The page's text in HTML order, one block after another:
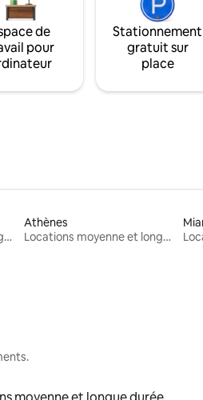
de
pour
Stationnement
gratuit sur
place
Locations moyenne et longue durée
Athènes
Locations moyenne et longue durée